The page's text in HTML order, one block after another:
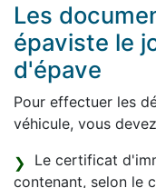
Les
épaviste le
d'épave
Pour effectuer les
véhicule, vous
Le certificat
contenant, selon le